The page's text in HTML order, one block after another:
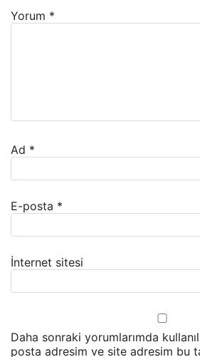
Yorum *
Ad *
E-posta *
İnternet sitesi
Daha sonraki yorumlarımda
posta adresim ve site adresim bu